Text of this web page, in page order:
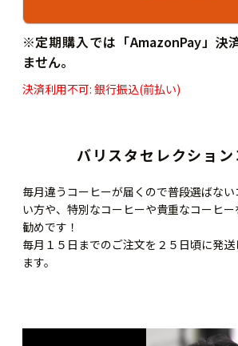
※定期購入では「AmazonPay」決
ません。
決済利用不可: 銀行振込(前払い)
バリスタセレクション
毎月違うコーヒーが届くので普段選ばな
い方や、特別なコーヒーや貴重なコーヒ
勧めです！
毎月１５日までのご注文を２５日頃に発
ます。